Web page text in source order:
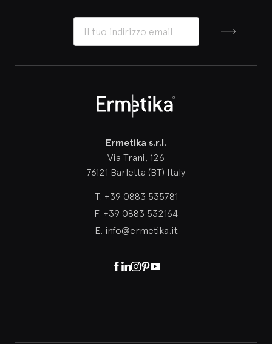
Iscriviti
Ermetika s.r.l.
Via Trani, 126
76121 Barletta (BT) Italy
T. +39 0883 535781
F. +39 0883 532164
E. info@ermetika.it
Facebook
Linkedin
Instagram
Pinterest
Youtube